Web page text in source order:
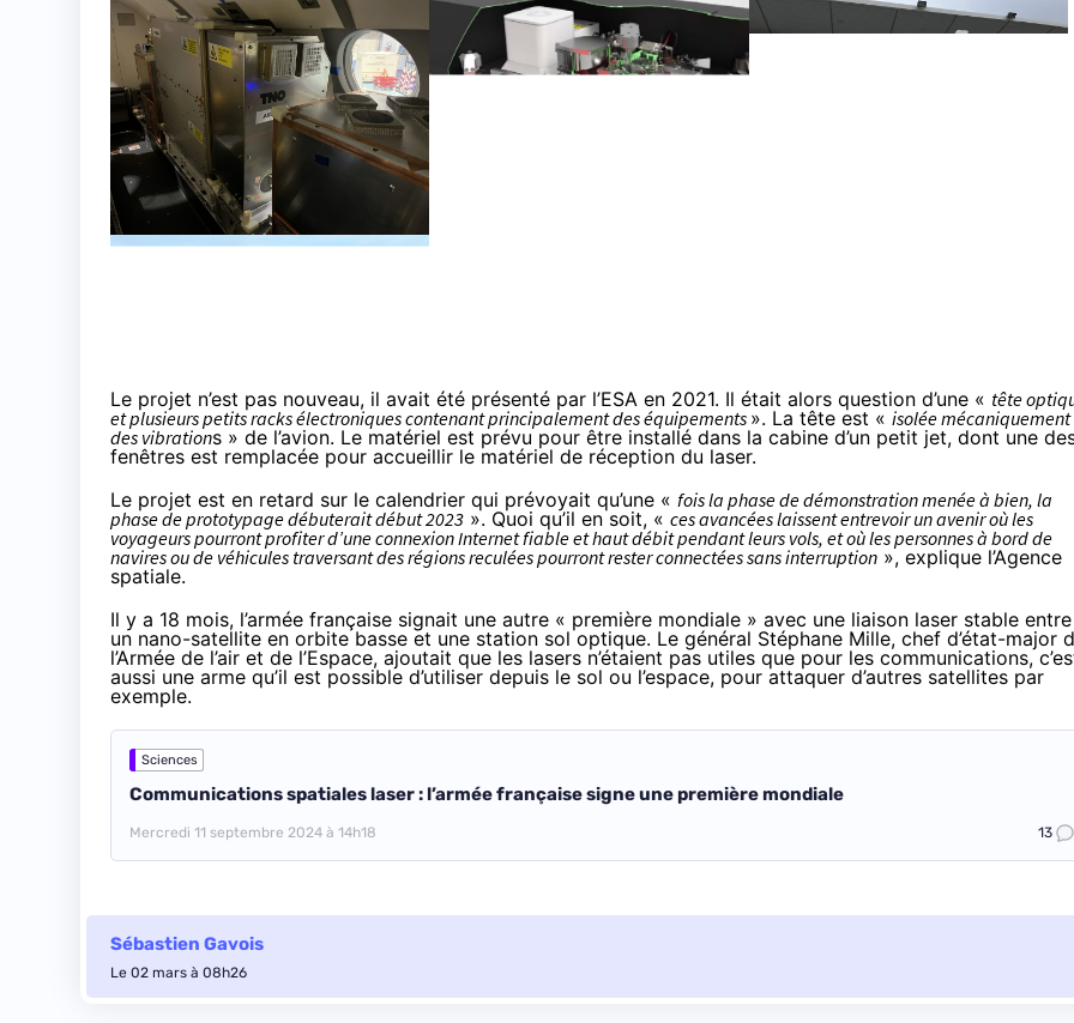
Le projet n’est pas nouveau, il avait été présenté par l’ESA en 2021. Il était alors question d’une « tête
et plusieurs petits racks électroniques contenant principalement des équipements ». La tête est « isolée mécaniquement
des vibrations » de l’avion. Le matériel est prévu pour être installé dans la cabine d’un petit jet, dont une
fenêtres est remplacée pour accueillir le matériel de réception du laser.
Le projet est en retard sur le calendrier qui prévoyait qu’une « fois la phase de démonstration menée à bien, la
phase de prototypage débuterait début 2023 ». Quoi qu’il en soit, « ces avancées laissent entrevoir un avenir où les
voyageurs pourront profiter d’une connexion Internet fiable et haut débit pendant leurs vols, et où les personnes à bord de
navires ou de véhicules traversant des régions reculées pourront rester connectées sans interruption », explique l’Agence
spatiale.
Il y a 18 mois, l’armée française signait une autre « première mondiale » avec une liaison laser stable entre
un nano-satellite en orbite basse et une station sol optique. Le général Stéphane Mille, chef d’état-major
l’Armée de l’air et de l’Espace, ajoutait que les lasers n’étaient pas utiles que pour les communications,
aussi une arme qu’il est possible d’utiliser depuis le sol ou l’espace, pour attaquer d’autres satellites par
exemple.
Sciences
Communications spatiales laser : l’armée française signe une première mondiale
Mercredi 11 septembre 2024 à 14h18 13
Sébastien Gavois
Le 02 mars à 08h26